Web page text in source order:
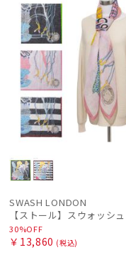
SWASH LONDON
30%OFF
￥13,860 (税込)